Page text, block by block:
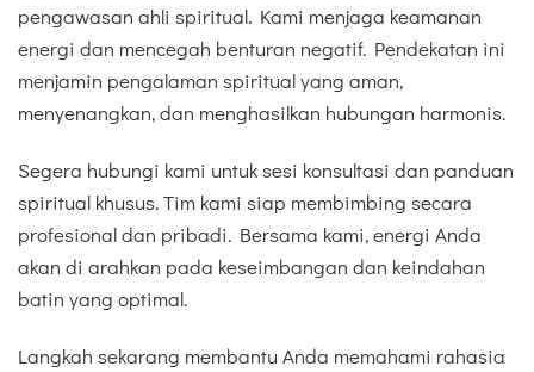
pengawasan ahli spiritual. Kami menjaga keamanan
energi dan mencegah benturan negatif. Pendekatan ini
menjamin pengalaman spiritual yang aman,
menyenangkan, dan menghasilkan hubungan harmonis.
Segera hubungi kami untuk sesi konsultasi dan panduan
spiritual khusus. Tim kami siap membimbing secara
profesional dan pribadi. Bersama kami, energi Anda
akan di arahkan pada keseimbangan dan keindahan
batin yang optimal.
Langkah sekarang membantu Anda memahami rahasia